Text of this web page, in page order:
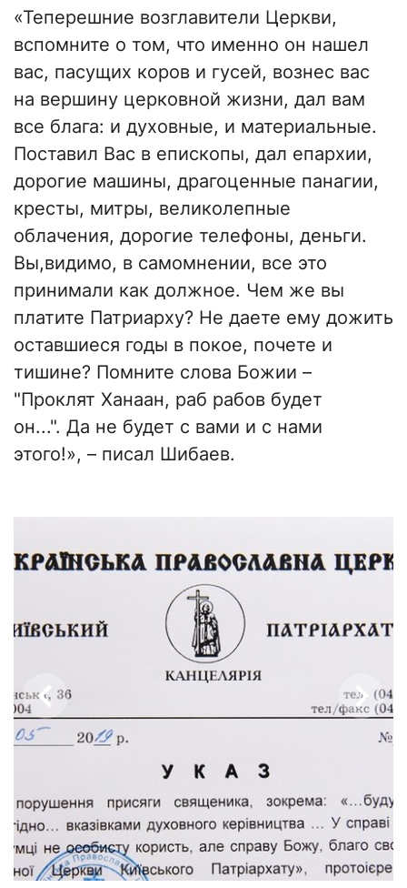
«Теперешние возглавители Церкви,
вспомните о том, что именно он нашел
вас, пасущих коров и гусей, вознес вас
на вершину церковной жизни, дал вам
все блага: и духовные, и материальные.
Поставил Вас в епископы, дал епархии,
дорогие машины, драгоценные панагии,
кресты, митры, великолепные
облачения, дорогие телефоны, деньги.
Вы,видимо, в самомнении, все это
принимали как должное. Чем же вы
платите Патриарху? Не даете ему дожить
оставшиеся годы в покое, почете и
тишине? Помните слова Божии –
"Проклят Ханаан, раб рабов будет
он...". Да не будет с вами и с нами
этого!», – писал Шибаев.